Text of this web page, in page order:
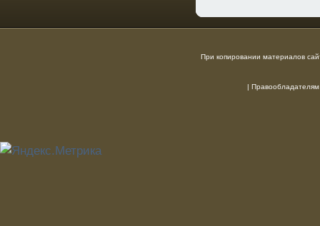
При копировании материалов
| Правообладателям